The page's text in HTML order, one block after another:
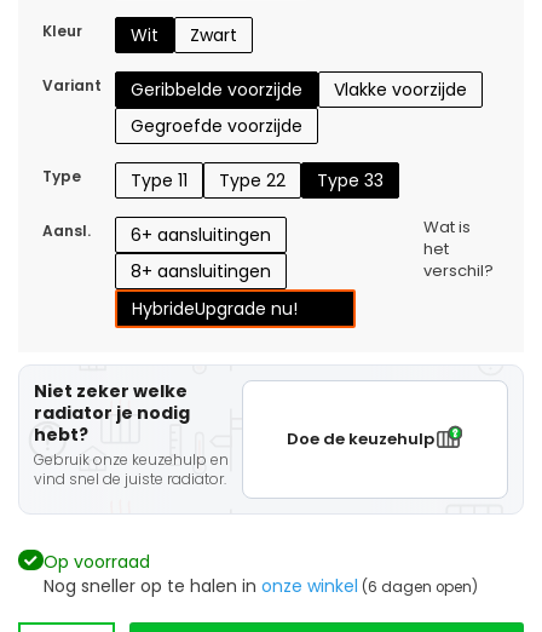
Kleur Wit Zwart
Variant Geribbelde voorzijde
Vlakke voorzijde
Gegroefde voorzijde
Type Type 11 Type 22 Type 33
Aansl.
6+ aansluitingen
8+ aansluitingen
HybrideUpgrade nu!
Wat is
het
verschil?
Niet zeker welke
radiator je nodig
hebt?
Gebruik onze keuzehulp en
vind snel de juiste radiator.
Doe de keuzehulp
Op voorraad
Nog sneller op te halen in onze winkel (6 dagen open)